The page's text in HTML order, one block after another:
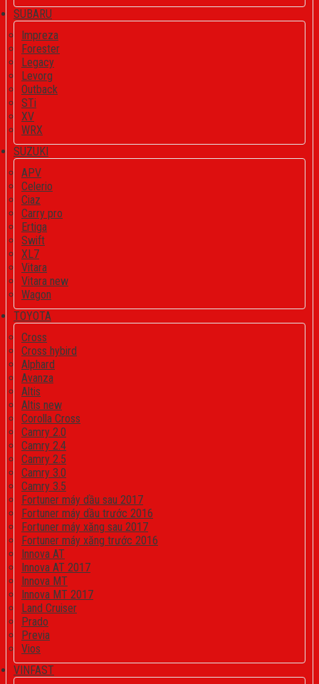
SUBARU
Impreza
Forester
Legacy
Levorg
Outback
STi
XV
WRX
SUZUKI
APV
Celerio
Ciaz
Carry pro
Ertiga
Swift
XL7
Vitara
Vitara new
Wagon
TOYOTA
Cross
Cross hybird
Alphard
Avanza
Altis
Altis new
Corolla Cross
Camry 2.0
Camry 2.4
Camry 2.5
Camry 3.0
Camry 3.5
Fortuner máy dầu sau 2017
Fortuner máy dầu trước 2016
Fortuner máy xăng sau 2017
Fortuner máy xăng trước 2016
Innova AT
Innova AT 2017
Innova MT
Innova MT 2017
Land Cruiser
Prado
Previa
Vios
VINFAST